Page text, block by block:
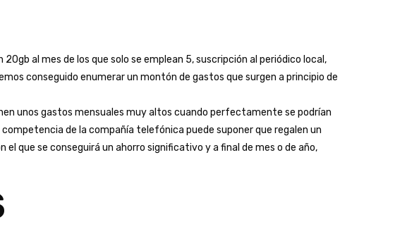
al mes de los que solo se emplean 5, suscripción al periódico local,
conseguido enumerar un montón de gastos que surgen a principio de
unos gastos mensuales muy altos cuando perfectamente se podrían
de la compañía telefónica puede suponer que regalen un
que se conseguirá un ahorro significativo y a final de mes o de año,